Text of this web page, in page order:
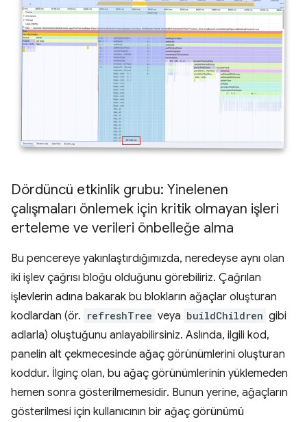
Dördüncü etkinlik grubu: Yinelenen
çalışmaları önlemek için kritik olmayan işleri
erteleme ve verileri önbelleğe alma
Bu pencereye yakınlaştırdığımızda, neredeyse aynı olan
iki işlev çağrısı bloğu olduğunu görebiliriz. Çağrılan
işlevlerin adına bakarak bu blokların ağaçlar oluşturan
kodlardan (ör. refreshTree veya buildChildren gibi
adlarla) oluştuğunu anlayabilirsiniz. Aslında, ilgili kod,
panelin alt çekmecesinde ağaç görünümlerini oluşturan
koddur. İlginç olan, bu ağaç görünümlerinin yüklemeden
hemen sonra gösterilmemesidir. Bunun yerine, ağaçların
gösterilmesi için kullanıcının bir ağaç görünümü